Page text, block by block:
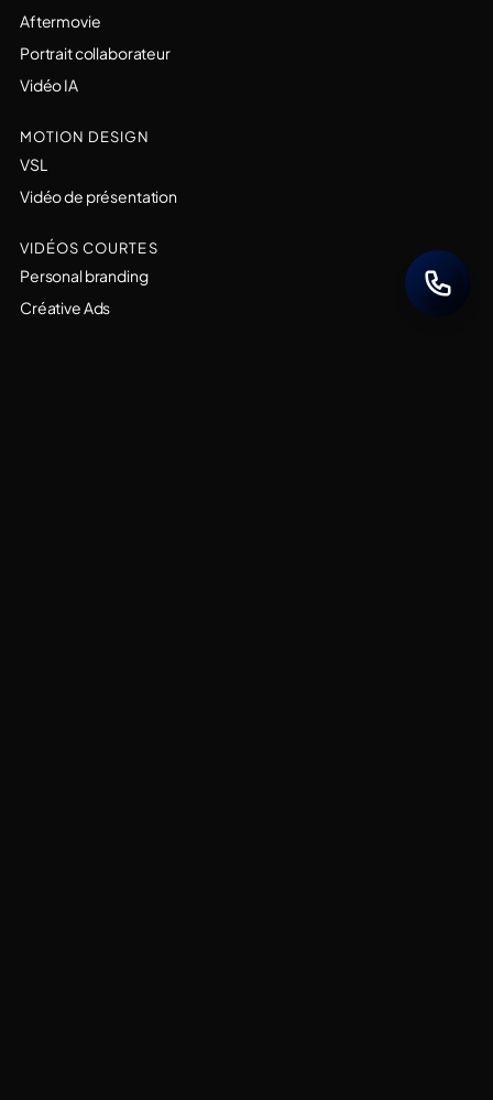
Aftermovie
Portrait collaborateur
Vidéo IA
MOTION DESIGN
VSL
Vidéo de présentation
VIDÉOS COURTES
Personal branding
Créative Ads